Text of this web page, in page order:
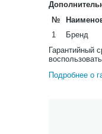
№
1
Бренд
Гарантийный
Подробнее о